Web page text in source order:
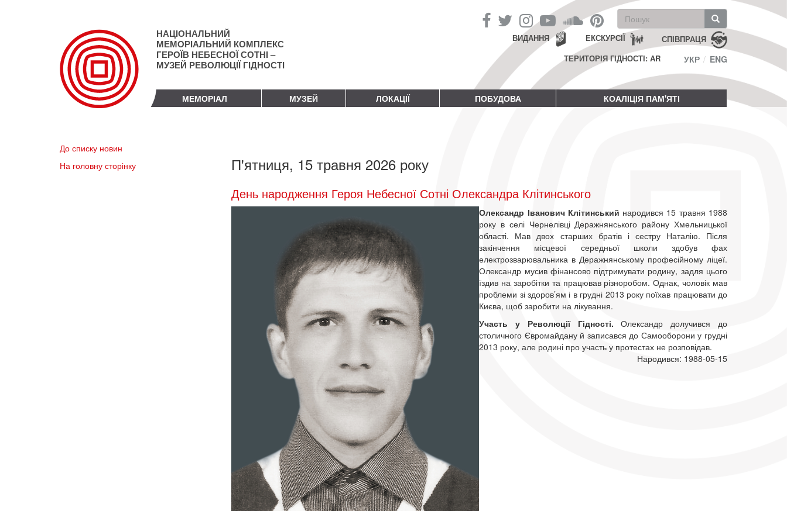
НАЦІОНАЛЬНИЙ
МЕМОРІАЛЬНИЙ КОМПЛЕКС
ГЕРОЇВ НЕБЕСНОЇ СОТНІ –
МУЗЕЙ РЕВОЛЮЦІЇ ГІДНОСТІ
Пошукова
форма
Пошук СПІВПРАЦЯ
ЕКСКУРСІЇ
ВИДАННЯ
ТЕРИТОРІЯ ГІДНОСТІ: AR
УКР ENG
МЕМОРІАЛ МУЗЕЙ ЛОКАЦІЇ ПОБУДОВА КОАЛІЦІЯ ПАМ'ЯТІ
До списку новин
На головну сторінку
П'ятниця, 15 травня 2026 року
День народження Героя Небесної Сотні Олександра Клітинського
Олександр Іванович Клітинський народився 15 травня 1988
року в селі Чернелівці Деражнянського району Хмельницької
області. Мав двох старших братів і сестру Наталію. Після
закінчення місцевої середньої школи здобув фах
електрозварювальника в Деражнянському професійному ліцеї.
Олександр мусив фінансово підтримувати родину, задля цього
їздив на заробітки та працював різноробом. Однак, чоловік мав
проблеми зі здоров’ям і в грудні 2013 року поїхав працювати до
Києва, щоб заробити на лікування.
Участь у Революції Гідності.Олександр долучився до
столичного Євромайдану й записався до Самооборони у грудні
2013 року, але родині про участь у протестах не розповідав.
Народився: 1988-05-15